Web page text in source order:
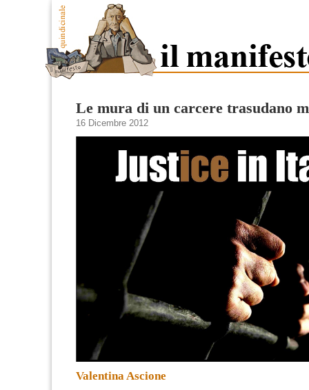
Le mura di un carcere trasudano
16 Dicembre 2012
Valentina Ascione